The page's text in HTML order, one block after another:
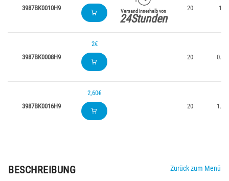
3987BK0010H9 Versand innerhalb von
24Stunden
20 1
3987BK0008H9
2€
20
0.8
3987BK0016H9
2,60€
20
1.6
BESCHREIBUNG Zurück zum Menü